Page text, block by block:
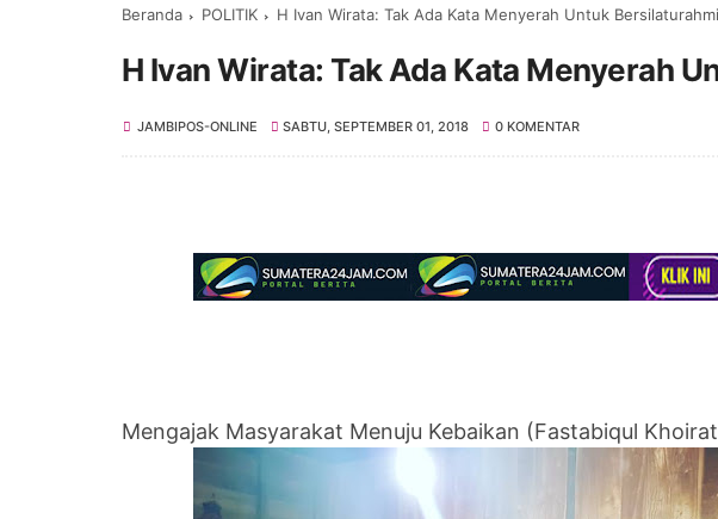
Beranda POLITIK H Ivan Wirata: Tak Ada Kata Menyerah Untuk Bersilaturahmi
H Ivan Wirata: Tak Ada Kata Menyerah
JAMBIPOS-ONLINE SABTU, SEPTEMBER 01, 2018 0 KOMENTAR
Mengajak Masyarakat Menuju Kebaikan (Fastabiqul